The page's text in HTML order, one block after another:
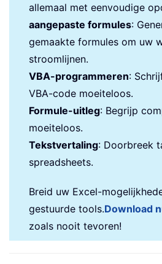
allemaal met eenvoudige
aangepaste formules:
gemaakte formules om uw
stroomlijnen.
VBA-programmeren:
VBA-code moeiteloos.
Formule-uitleg: Begrijp
moeiteloos.
Tekstvertaling: Doorbreek
spreadsheets.
Breid uw Excel-
gestuurde tools.Download
zoals nooit tevoren!